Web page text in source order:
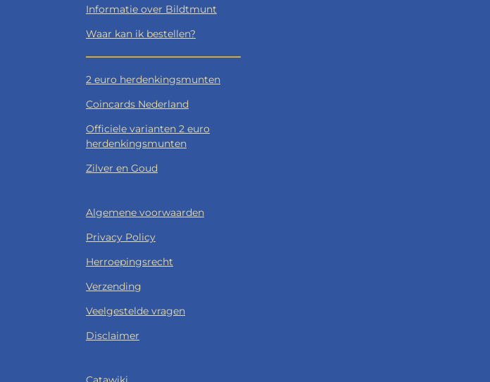
Informatie over Bildtmunt
Waar kan ik bestellen?
2 euro herdenkingsmunten
Coincards Nederland
Officiele varianten 2 euro
herdenkingsmunten
Zilver en Goud
Algemene voorwaarden
Privacy Policy
Herroepingsrecht
Verzending
Veelgestelde vragen
Disclaimer